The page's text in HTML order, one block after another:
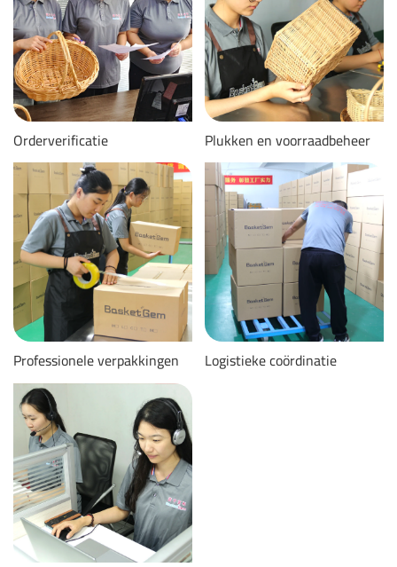
Orderverificatie Plukken en voorraadbeheer
Professionele verpakkingen Logistieke coördinatie